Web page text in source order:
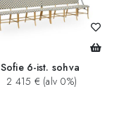
Sofie 6-ist. sohva
2 415 € (alv 0%)